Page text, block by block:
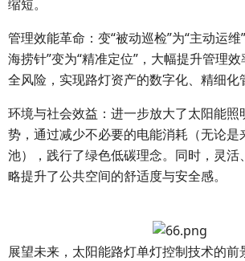
缩短。
管理效能革命：变“被动巡检”为“主动运维
海捞针”变为“精准定位”，大幅提升管理
全风险，实现路灯资产的数字化、精细化
环境与社会效益：进一步放大了太阳能照
势，通过减少不必要的电能消耗（无论是
池），践行了绿色低碳理念。同时，灵活
略提升了公共空间的舒适度与安全感。
展望未来，太阳能路灯单灯控制技术的前